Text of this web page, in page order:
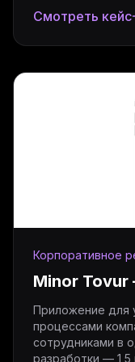
Смотреть кейс
Корпоративное
Minor
Приложение для
процессами
сотрудниками в
разработки — 1,5